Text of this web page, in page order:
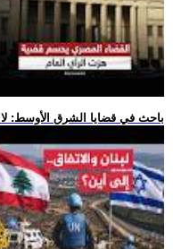
.. باحث في قضايا الشرق الأوسط: